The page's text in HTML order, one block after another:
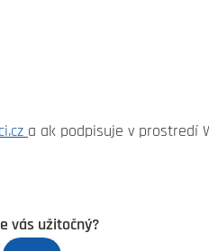
a ak podpisuje v prostredí
vás užitočný?